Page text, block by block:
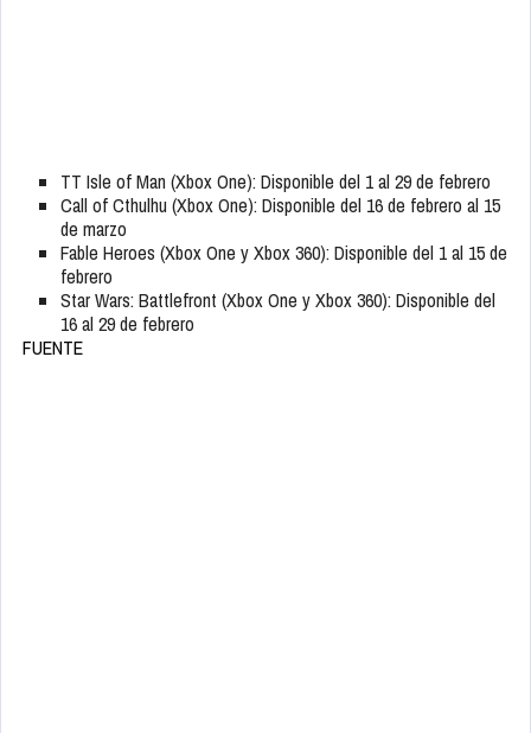
TT Isle of Man (Xbox One): Disponible del 1 al 29 de febrero
Call of Cthulhu (Xbox One): Disponible del 16 de febrero al 15
de marzo
Fable Heroes (Xbox One y Xbox 360): Disponible del 1 al 15 de
febrero
Star Wars: Battlefront (Xbox One y Xbox 360): Disponible del
16 al 29 de febrero
FUENTE